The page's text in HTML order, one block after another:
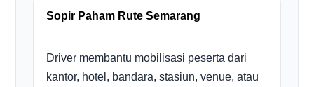
Sopir Paham Rute Semarang
Driver membantu mobilisasi peserta dari
kantor, hotel, bandara, stasiun, venue, atau